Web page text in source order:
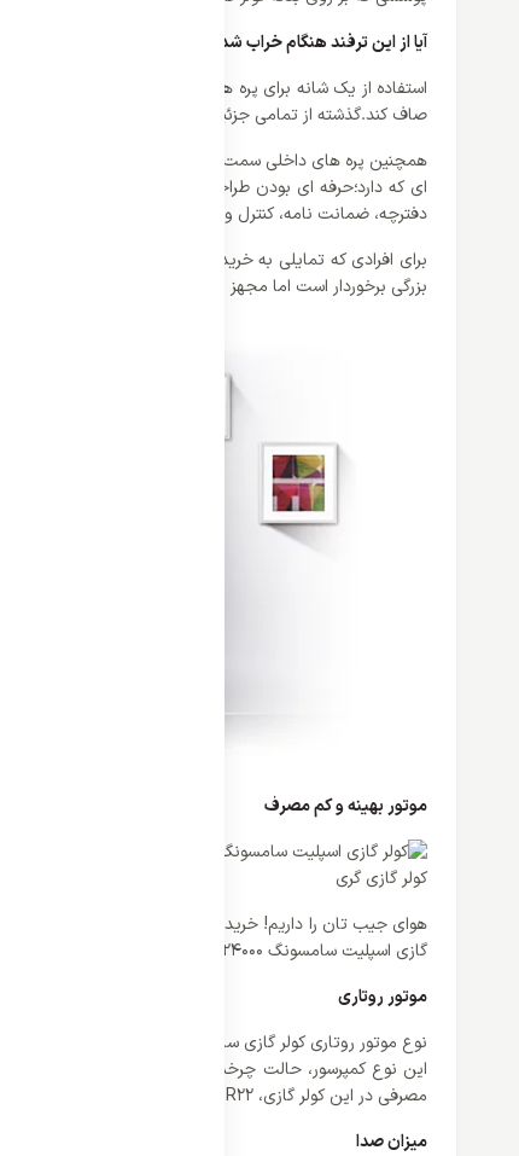
آیا از این ترفند هنگام خراب شدن پره های داخلی کولر با خبر
استفاده از یک شانه برای پره های فشرده جهت مرتب شدن
صاف کند.گذشته از تمامی جزئیاتی که به آن اشاره شد، وجود
دفترچه، ضمانت نامه، کنترل و پیچ های اضافی عرضه شده است.
بزرگی برخوردار است اما مجهز به صفحه نمایش مناسب با
موتور بهینه و کم مصرف
کولر گازی گری
هوای جیب تان را داریم! خرید کولر گازی به دلایل مختلفی
گازی اسپلیت سامسونگ 24000، توانسته از هر لحاظ پاسخگوی نیاز کاربران باشد. ظرفیتی که برای کمپرسور این کولرگازی تعیین شده برابر با: 12000، 18000، 32000 و 24000BTU است.
موتور روتاری
نوع موتور روتاری کولر گازی سامسونگ، جدا از میزان مصرف
این نوع کمپرسور، حالت چرخشی بودن آن برای کاهش حجم
مصرفی در این کولر گازی، R22 است. مارک این کمپرسور، سامسونگ بوده که با سایز سبک موتور، از جایگاه خاصی برخوردار است.
میزان صدا